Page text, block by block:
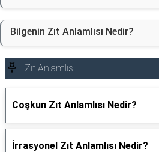
Bilgenin Zıt Anlamlısı Nedir?
Zıt Anlamlısı
Coşkun Zıt Anlamlısı Nedir?
İrrasyonel Zıt Anlamlısı Nedir?